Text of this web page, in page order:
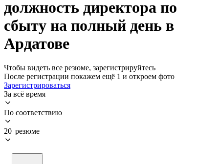
должность директора по
сбыту на полный день в
Ардатове
Чтобы видеть все резюме, зарегистрируйтесь
После регистрации покажем ещё 1 и откроем фото
Зарегистрироваться
За всё время
По соответствию
20 резюме